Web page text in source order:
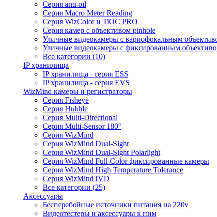
Серия anti-oil
Серия Macro Meter Reading
Серия WizColor и TiOC PRO
Серия камер с объективом pinhole
Уличные видеокамеры с вариофокальным
Уличные видеокамеры с фиксированным
Все категории (10)
IP хранилища
IP хранилища - серия ESS
IP хранилища - серия EVS
WizMind камеры и регистраторы
Серия Fisheye
Серия Hubble
Серия Multi-Directional
Серия Multi-Sensor 180°
Серия WizMind
Серия WizMind Dual-Sight
Серия WizMind Dual-Sight Polarlight
Серия WizMind Full-Color фиксированные камеры
Серия WizMind High Temperature Tolerance
Серия WizMind IVD
Все категории (25)
Аксессуары
Бесперебойные источники питания на 220v
Видеотестеры и аксессуары к ним